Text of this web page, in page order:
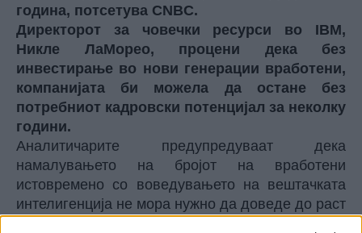
година, потсетува CNBC.
Директорот за човечки ресурси во IBM,
Никле ЛаМорео, процени дека без
инвестирање во нови генерации вработени,
компанијата би можела да остане без
потребниот кадровски потенцијал за неколку
години.
Аналитичарите предупредуваат дека
намалувањето на бројот на вработени
истовремено со воведувањето на вештачката
интелигенција не мора нужно да доведе до раст